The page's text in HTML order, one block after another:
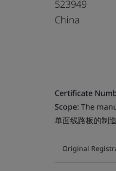
523949
China
Certificate
Scope:The
单面线路板的制造
Original